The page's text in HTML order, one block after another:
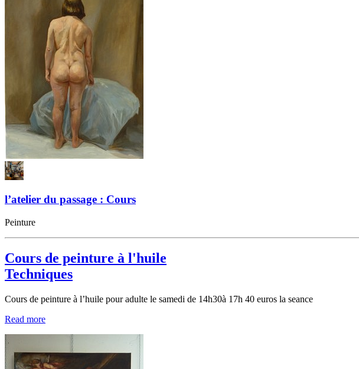
l’atelier du passage : Cours
Peinture
Cours de peinture à l'huile
Techniques
Cours de peinture à l’huile pour adulte le samedi de 14h30à 17h 40 euros la seance
Read more